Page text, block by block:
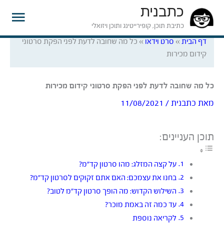
כתבנית
כתיבת תוכן, קופירייטינג ותוכן ויזואלי
דף הבית » סרט וידאו » כל מה שחובה לדעת לפני הפקת סרטוני
קידום מכירות
כל מה שחובה לדעת לפני הפקת סרטוני קידום מכירות
מאת כתבנית/
11/08/2021
תוכן העניינים:
על קצה המזלג: מהו סרטון קד”מ?
בחנו את עצמכם: האם אתם זקוקים לסרטון קד”מ?
השילוש הקדוש: מה הופך סרטון קד”מ לטוב?
עד כמה זה באמת מוכר?
לקריאה נוספת